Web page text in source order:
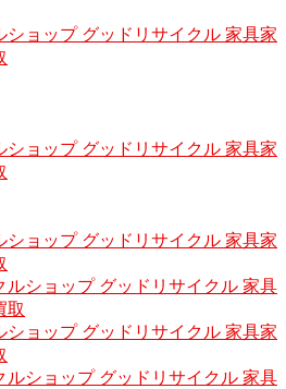
ショップ グッドリサイクル 家具家
ショップ グッドリサイクル 家具家
ショップ グッドリサイクル 家具家
ルショップ グッドリサイクル 家具
取
ショップ グッドリサイクル 家具家
ルショップ グッドリサイクル 家具